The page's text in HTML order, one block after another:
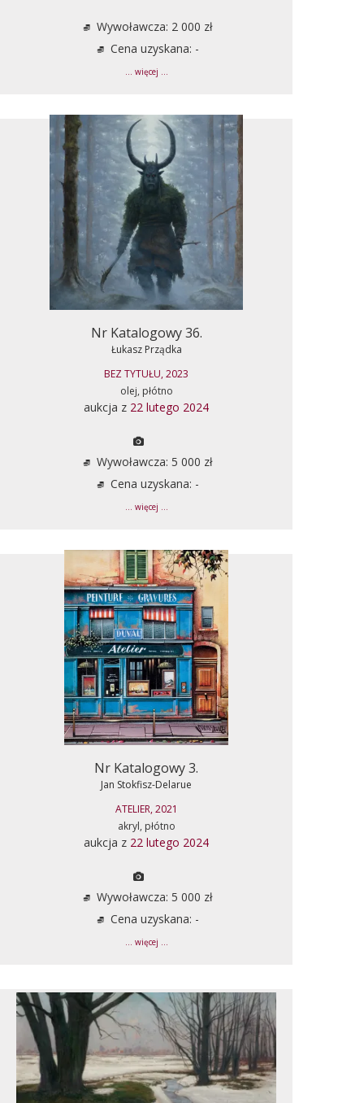
Wywoławcza: 2 000 zł
Cena uzyskana: -
... więcej ...
Nr Katalogowy 36.
Łukasz Prządka
BEZ TYTUŁU, 2023
olej, płótno
aukcja z 22 lutego 2024
Wywoławcza: 5 000 zł
Cena uzyskana: -
... więcej ...
Nr Katalogowy 3.
Jan Stokfisz-Delarue
ATELIER, 2021
akryl, płótno
aukcja z 22 lutego 2024
Wywoławcza: 5 000 zł
Cena uzyskana: -
... więcej ...